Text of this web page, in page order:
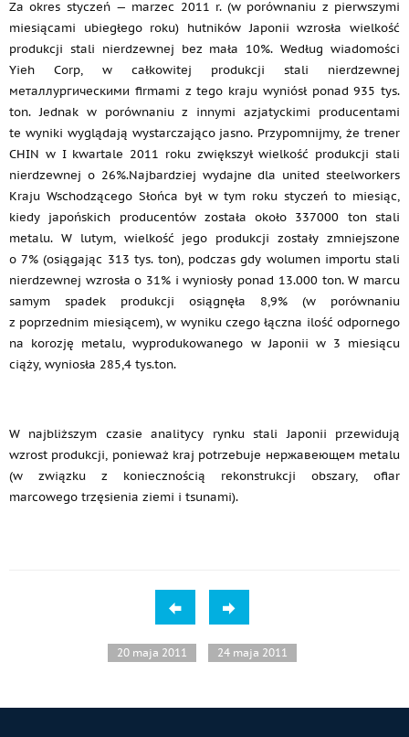
Za okres styczeń — marzec 2011 r. (w porównaniu z pierwszymi
miesiącami ubiegłego roku) hutników Japonii wzrosła wielkość
produkcji stali nierdzewnej bez mała 10%. Według wiadomości
Yieh Corp, w całkowitej produkcji stali nierdzewnej
металлургическими firmami z tego kraju wyniósł ponad 935 tys.
ton. Jednak w porównaniu z innymi azjatyckimi producentami
te wyniki wyglądają wystarczająco jasno. Przypomnijmy, że trener
CHIN w I kwartale 2011 roku zwiększył wielkość produkcji stali
nierdzewnej o 26%.Najbardziej wydajne dla united steelworkers
Kraju Wschodzącego Słońca był w tym roku styczeń to miesiąc,
kiedy japońskich producentów została około 337000 ton stali
metalu. W lutym, wielkość jego produkcji zostały zmniejszone
o 7% (osiągając 313 tys. ton), podczas gdy wolumen importu stali
nierdzewnej wzrosła o 31% i wyniosły ponad 13.000 ton. W marcu
samym spadek produkcji osiągnęła 8,9% (w porównaniu
z poprzednim miesiącem), w wyniku czego łączna ilość odpornego
na korozję metalu, wyprodukowanego w Japonii w 3 miesiącu
ciąży, wyniosła 285,4 tys.ton.
W najbliższym czasie analitycy rynku stali Japonii przewidują
wzrost produkcji, ponieważ kraj potrzebuje нержавеющем metalu
(w związku z koniecznością rekonstrukcji obszary, ofiar
marcowego trzęsienia ziemi i tsunami).
20 maja 2011 24 maja 2011